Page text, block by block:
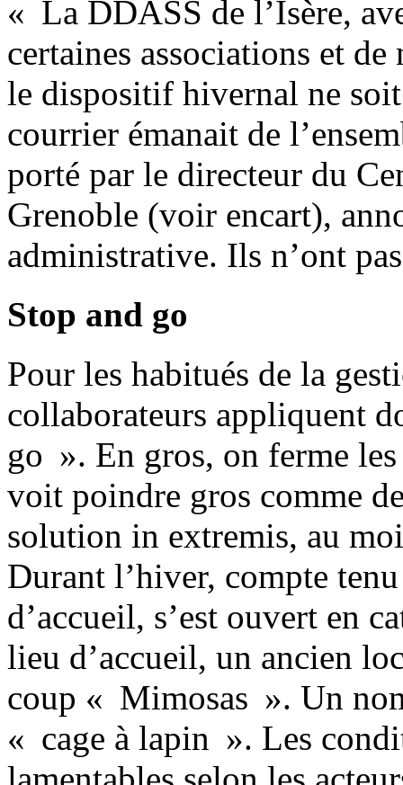
« La DDASS de l’Isère,
certaines associations et
le dispositif hivernal ne
courrier émanait de
porté par le directeur du
Grenoble (voir encart),
administrative. Ils n’ont
Stop and go
Pour les habitués de la
collaborateurs appliquent
go ». En gros, on ferme
voit poindre gros comme
solution in extremis, au
Durant l’hiver, compte
d’accueil, s’est ouvert en
lieu d’accueil, un ancien
coup « Mimosas ». Un
« cage à lapin ». Les